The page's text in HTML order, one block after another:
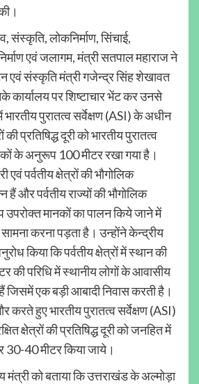
संस्कृति, लोकनिर्माण, सिंचाई,
एवं जलागम, मंत्री सतपाल महाराज ने
एवं संस्कृति मंत्री गजेन्द्र सिंह शेखावत
कार्यालय पर शिष्टाचार भेंट कर उनसे
पुरातत्व सर्वेक्षण (ASI) के अधीन
प्रतिषिद्ध दूरी को भारतीय पुरातत्व
के अनुरूप 100 मीटर रखा गया है।
पर्वतीय क्षेत्रों की भौगोलिक
हैं और पर्वतीय राज्यों की भौगोलिक
मानकों का पालन किये जाने में
करना पड़ता है। उन्होंने केन्द्रीय
किया कि पर्वतीय क्षेत्रों में स्थान की
की परिधि में स्थानीय लोगों के आवासीय
जिसमें एक बड़ी आबादी निवास करती है।
करते हुए भारतीय पुरातत्व सर्वेक्षण (ASI)
क्षेत्रों की प्रतिषिद्ध दूरी को जनहित में
30-40 मीटर किया जाये।
मंत्री को बताया कि उत्तराखंड के अल्मोड़ा